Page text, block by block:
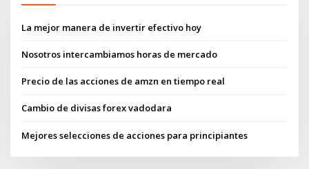
La mejor manera de invertir efectivo hoy
Nosotros intercambiamos horas de mercado
Precio de las acciones de amzn en tiempo real
Cambio de divisas forex vadodara
Mejores selecciones de acciones para principiantes